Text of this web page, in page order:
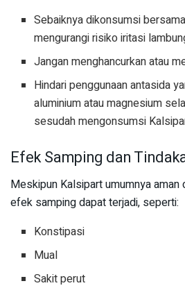
Sebaiknya dikonsumsi
mengurangi risiko iritasi
Jangan menghancurkan atau
Hindari penggunaan antasida
aluminium atau magnesium
sesudah mengonsumsi
Efek Samping dan
Meskipun Kalsipart umumnya aman
efek samping dapat terjadi, seperti:
Konstipasi
Mual
Sakit perut